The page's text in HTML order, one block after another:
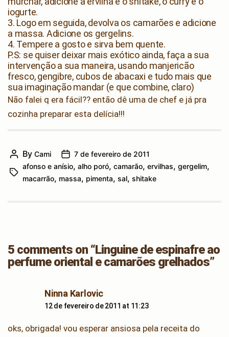
iogurte.
3. Logo em seguida, devolva os camarões e adicione
a massa. Adicione os gergelins.
4. Tempere a gosto e sirva bem quente.
P.S: se quiser deixar mais exótico ainda, faça a sua
intervenção a sua maneira, usando manjericão
fresco, gengibre, cubos de abacaxi e tudo mais que
sua imaginação mandar (e que combine, claro)
Não falei q era fácil?? então dê uma de chef e já pra
cozinha preparar esta delícia!!!
Post
author
By Cami
Post
date
7 de fevereiro de 2011
Tags
afonso e anísio, alho poró, camarão, ervilhas, gergelim,
macarrão, massa, pimenta, sal, shitake
5 comments on “Linguine de espinafre ao
perfume oriental e camarões grelhados”
Ninna Karlovicsays:
12 de fevereiro de 2011 at 11:23
oks, obrigada! vou esperar ansiosa pela receita do